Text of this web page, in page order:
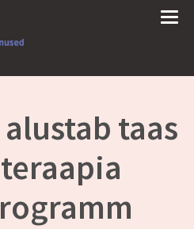
taas